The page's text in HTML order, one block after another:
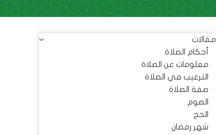
مقالات
أحكام الصلاة
معلومات عن الصلاة
الترغيب في الصلاة
صفة الصلاة
الصوم
الحج
شهر رمضان